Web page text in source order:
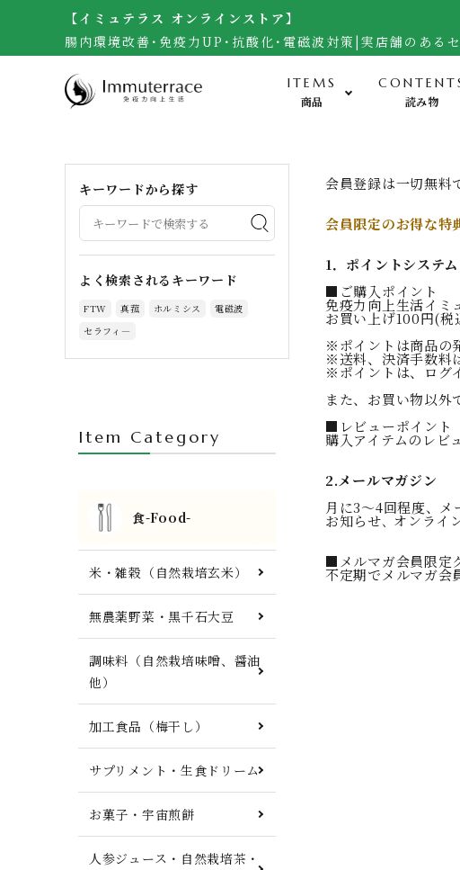
【イミュテラス オンラインストア】
腸内環境改善･免疫力UP･抗酸化･電磁波対策|実店舗のある
ITEMS
商品
食-Food-
米・雑穀（自然栽培玄米）
無農薬野菜・黒千石大豆
調味料（自然栽培味噌、醤油他）
加工食品（梅干し）
サプリメント・生食ドリーム
お菓子・宇宙煎餅
読み物
会員登録は一切無料
会員限定のお得な特
1．ポイントシステム
■ご購入ポイント
免疫力向上生活イミ
お買い上げ100円(税
※ポイントは商品の
※送料、決済手数料
※ポイントは、ログ
また、お買い物以外
■レビューポイント
購入アイテムのレビ
2.メールマガジン
月に3～4回程度、
お知らせ､ オンライ
■メルマガ会員限定
不定期でメルマガ会
キーワードから探す
よく検索されるキーワード
FTW 真菰 ホルミシス
電磁波
セラフィ―
Item Category
食-Food-
米・雑穀（自然栽培玄米）
無農薬野菜・黒千石大豆
調味料（自然栽培味噌、醤油
他）
加工食品（梅干し）
サプリメント・生食ドリーム
お菓子・宇宙煎餅
人参ジュース・自然栽培茶・